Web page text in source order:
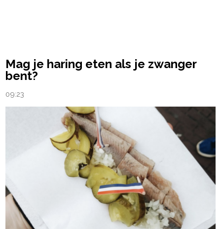
Mag je haring eten als je zwanger
bent?
09:23